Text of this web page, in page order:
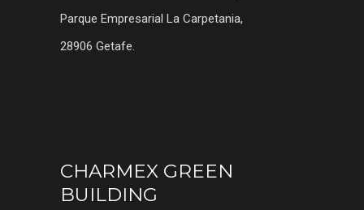
Parque Empresarial La Carpetania,
28906 Getafe.
CHARMEX GREEN
BUILDING